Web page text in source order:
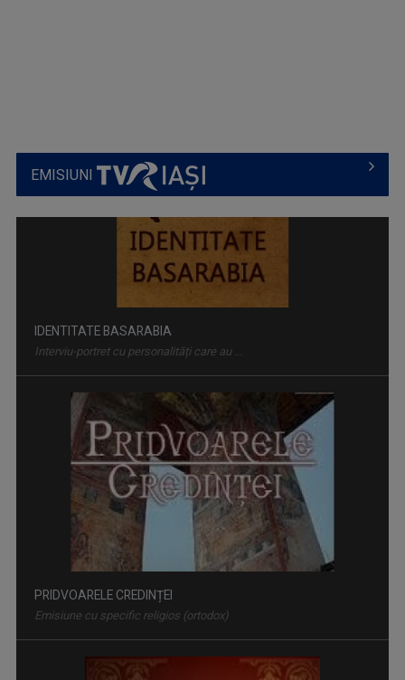
EMISIUNI
PRIDVOARELE CREDINȚEI
Emisiune cu specific religios (ortodox)